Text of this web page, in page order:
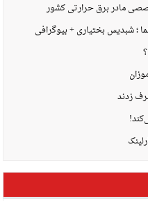
مادر برق حرارتی کشور
؛ شبدیس بختیاری + بیوگرافی